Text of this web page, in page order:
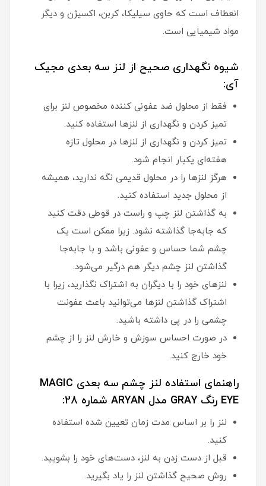
انعطاف است که حاوی سیلیکا، کربن، اکسیژن و دیگر
مواد شیمیایی است.
شیوه نگهداری صحیح از لنز سه بعدی مجیک
آی:
فقط از محلول ضد عفونی کننده مخصوص لنز برای
تمیز کردن و نگهداری از لنزها استفاده کنید.
تمیز کردن و نگهداری از لنزها در محلول تازه
هفته‌ای یکبار انجام شود.
هرگز لنزها را در محلول قدیمی نگه ندارید، همیشه
از محلول جدید استفاده کنید.
به گذاشتن لنز چپ و راست در قوطی دقت کنید
که جابه‌جا گذاشته نشود. زیرا ممکن است یک
چشم شما حساس و عفونی باشد و با جابه‌جا
گذاشتن لنز چشم دیگر هم درگیر می‌شود.
لنزهای خود را با دیگران به اشتراک نگذارید، زیرا با
اشتراک گذاشتن لنزها می‌توانید باعث عفونت
چشمی را در پی داشته باشید.
در صورت احساس سوزش و خارش لنز را از چشم
خود خارج کنید.
راهنمای استفاده لنز چشم سه بعدی MAGIC
EYE رنگ GRAY مدل ARYAN شماره 28:
لنز را بر اساس مدت زمان تعیین شده استفاده
کنید.
قبل از دست زدن به لنز، دست‌های خود را بشویید.
روش صحیح گذاشتن لنز را یاد بگیرید.